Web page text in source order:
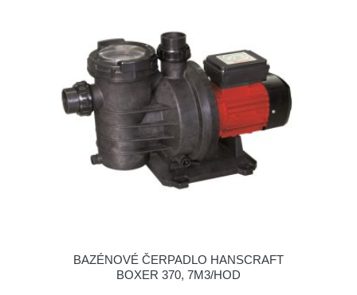
BAZÉNOVÉ ČERPADLO HANSCRAFT
BOXER 370, 7M3/HOD